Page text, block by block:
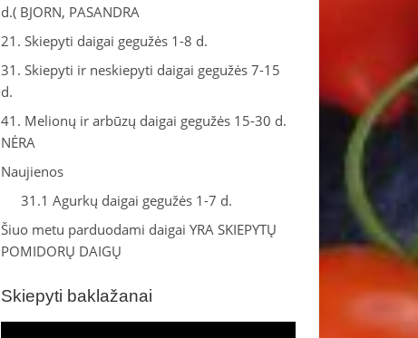
d.( BJORN, PASANDRA
21. Skiepyti daigai gegužės 1-8 d.
31. Skiepyti ir neskiepyti daigai gegužės 7-15
d.
41. Melionų ir arbūzų daigai gegužės 15-30 d.
NĖRA
Naujienos
31.1 Agurkų daigai gegužės 1-7 d.
Šiuo metu parduodami daigai YRA SKIEPYTŲ
POMIDORŲ DAIGŲ
Skiepyti baklažanai